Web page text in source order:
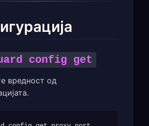
config get
вредност од